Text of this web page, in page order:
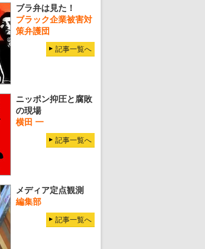
ブラ弁は見た！
ブラック企業被害対
策弁護団
記事一覧へ
ニッポン抑圧と腐敗
の現場
横田 一
記事一覧へ
メディア定点観測
編集部
記事一覧へ